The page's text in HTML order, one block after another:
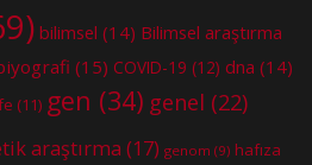
bilimsel (14) Bilimsel araştırma
(15) COVID-19 (12) dna (14)
(11) gen (34) genel (22)
araştırma (17) genom (9) hafıza